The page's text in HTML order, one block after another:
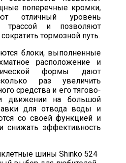
поперечные кромки,
отличный уровень
трассой и позволяют
тормозной путь.
блоки, выполненные
расположение и
формы дают
раз увеличить
средства и его тягово-
движении на большой
для отвода воды и
со своей функцией и
снижать эффективность